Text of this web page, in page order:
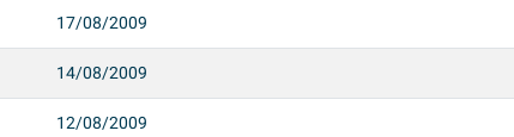
17/08/2009
14/08/2009
12/08/2009